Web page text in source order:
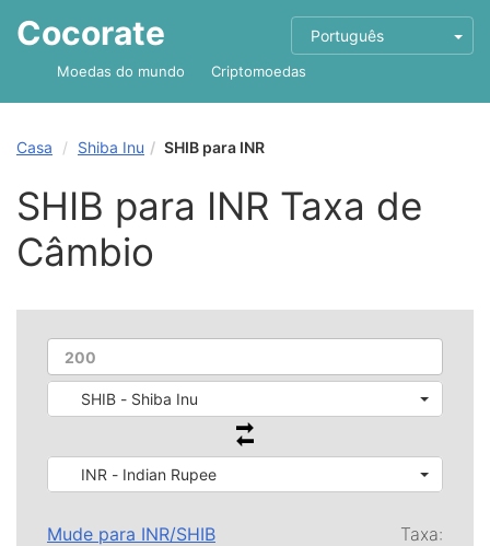
Cocorate Português
Moedas do mundo Criptomoedas
Casa Shiba Inu SHIB para INR
SHIB para INR Taxa de
Câmbio
SHIB - Shiba Inu
INR - Indian Rupee
Mude para INR/SHIB
Taxa: